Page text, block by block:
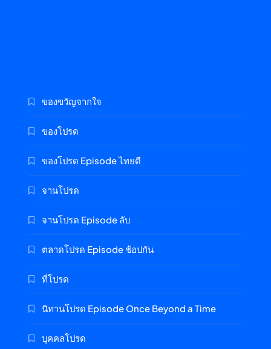
ของขวัญจากใจ
ของโปรด
ของโปรด Episode ไทยดี
จานโปรด
จานโปรด Episode ลับ
ตลาดโปรด Episode ช้อปกัน
ที่โปรด
นิทานโปรด Episode Once Beyond a Time
บุคคลโปรด